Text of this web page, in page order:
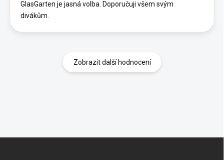
GlasGarten je jasná volba. Doporučuji všem svým
divákům.
Zobrazit další hodnocení